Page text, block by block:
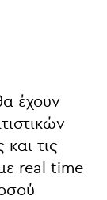
έχουν
και τις
real time